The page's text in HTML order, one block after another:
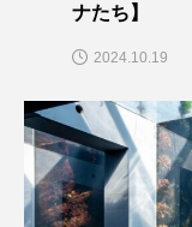
ヤマトヌマエビ
ユウゼン
ナたち】
2024.10.19